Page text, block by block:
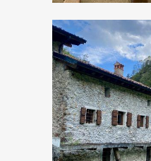
Il
ad